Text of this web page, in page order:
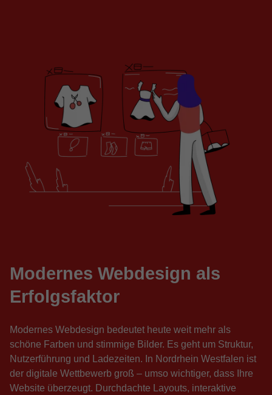
Modernes Webdesign als
Erfolgsfaktor
Modernes Webdesign bedeutet heute weit mehr als
schöne Farben und stimmige Bilder. Es geht um Struktur,
Nutzerführung und Ladezeiten. In Nordrhein Westfalen ist
der digitale Wettbewerb groß – umso wichtiger, dass Ihre
Website überzeugt. Durchdachte Layouts, interaktive